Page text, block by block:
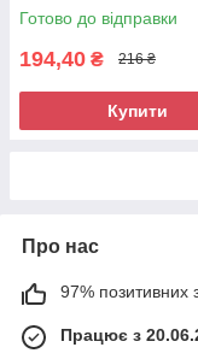
Готово до відправки
194,40 ₴ 216 ₴
Купити
Про нас
97% позитивних з
Працює з